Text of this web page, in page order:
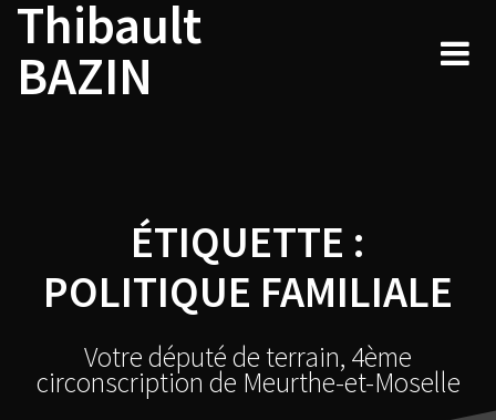
Skip
content
Thibault
BAZIN
ÉTIQUETTE :
POLITIQUE FAMILIALE
Votre député de terrain, 4ème
circonscription de Meurthe-et-Moselle